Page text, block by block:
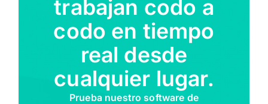
trabajan codo a
codo en tiempo
real desde
cualquier lugar.
Prueba nuestro software de